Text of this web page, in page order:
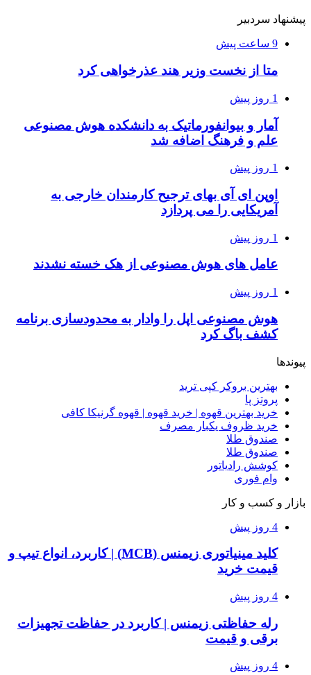
پیشنهاد سردبیر
9 ساعت پیش
متا از نخست وزیر هند عذرخواهی کرد
1 روز پیش
آمار و بیوانفورماتیک به دانشکده هوش مصنوعی
علم و فرهنگ اضافه شد
1 روز پیش
اوپن ای آی بهای ترجیح کارمندان خارجی به
آمریکایی را می پردازد
1 روز پیش
عامل های هوش مصنوعی از هک خسته نشدند
1 روز پیش
هوش مصنوعی اپل را وادار به محدودسازی برنامه
کشف باگ کرد
پیوندها
بهترین بروکر کپی ترید
پروتز پا
خرید بهترین قهوه | خرید قهوه | قهوه گرنیکا کافی
خرید ظروف یکبار مصرف
صندوق طلا
صندوق طلا
کوشش رادیاتور
وام فوری
بازار و کسب و کار
4 روز پیش
کلید مینیاتوری زیمنس (MCB) | کاربرد، انواع تیپ و
قیمت خرید
4 روز پیش
رله حفاظتی زیمنس | کاربرد در حفاظت تجهیزات
برقی و قیمت
4 روز پیش